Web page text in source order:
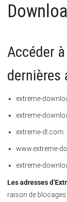
Accéder
dernières
extreme-
extreme-
extreme-dl.com
www.extreme-
extreme-
Les adresses
raison de